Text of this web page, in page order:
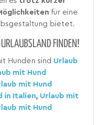
für eine
bietet.
FINDEN!
Hunden sind Urlaub
mit Hund
mit Hund
in Italien, Urlaub mit
mit Hund